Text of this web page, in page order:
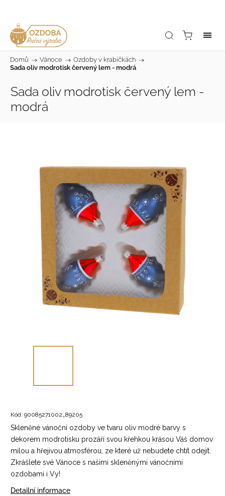
Domů / Vánoce / Ozdoby v krabičkách /
Sada oliv modrotisk červený lem - modrá
Sada oliv modrotisk červený lem -
modrá
Kód: 90085271002_89205
Skleněné vánoční ozdoby ve tvaru oliv modré barvy s
dekorem modrotisku prozáří svou křehkou krásou Váš domov
milou a hřejivou atmosférou, ze které už nebudete chtít odejít.
Zkrášlete své Vánoce s našimi skleněnými vánočními
ozdobami i Vy!
Detailní informace